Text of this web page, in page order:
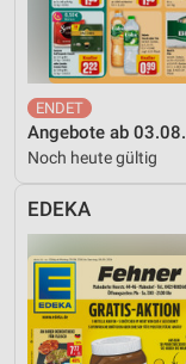
Angebote ab 03.08.
Noch heute gültig
EDEKA